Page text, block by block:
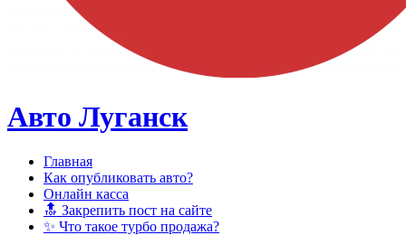
Авто Луганск
Главная
Как опубликовать авто?
Онлайн касса
🔝 Закрепить пост на сайте
✨ Что такое турбо продажа?